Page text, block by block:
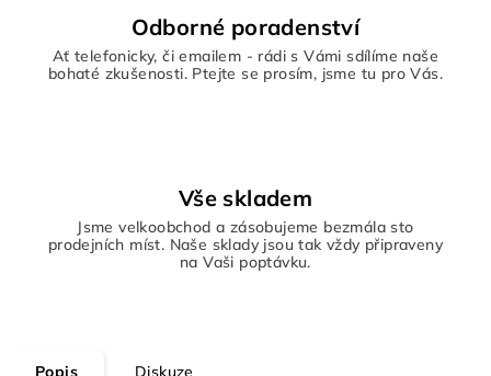
Odborné poradenství
Ať telefonicky, či emailem - rádi s Vámi sdílíme naše
bohaté zkušenosti. Ptejte se prosím, jsme tu pro Vás.
Vše skladem
Jsme velkoobchod a zásobujeme bezmála sto
prodejních míst. Naše sklady jsou tak vždy připraveny
na Vaši poptávku.
Popis Diskuze